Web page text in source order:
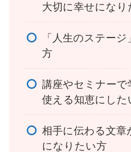
大切に幸せになり
「人生のステー
方
講座やセミナーで
使える知恵にした
相手に伝わる文章
になりたい方